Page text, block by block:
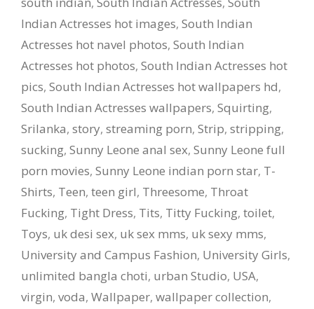
Indian Actresses hot images, South Indian
Actresses hot navel photos, South Indian
Actresses hot photos, South Indian Actresses hot
pics, South Indian Actresses hot wallpapers hd,
South Indian Actresses wallpapers, Squirting,
Srilanka, story, streaming porn, Strip, stripping,
sucking, Sunny Leone anal sex, Sunny Leone full
porn movies, Sunny Leone indian porn star, T-
Shirts, Teen, teen girl, Threesome, Throat
Fucking, Tight Dress, Tits, Titty Fucking, toilet,
Toys, uk desi sex, uk sex mms, uk sexy mms,
University and Campus Fashion, University Girls,
unlimited bangla choti, urban Studio, USA,
virgin, voda, Wallpaper, wallpaper collection,